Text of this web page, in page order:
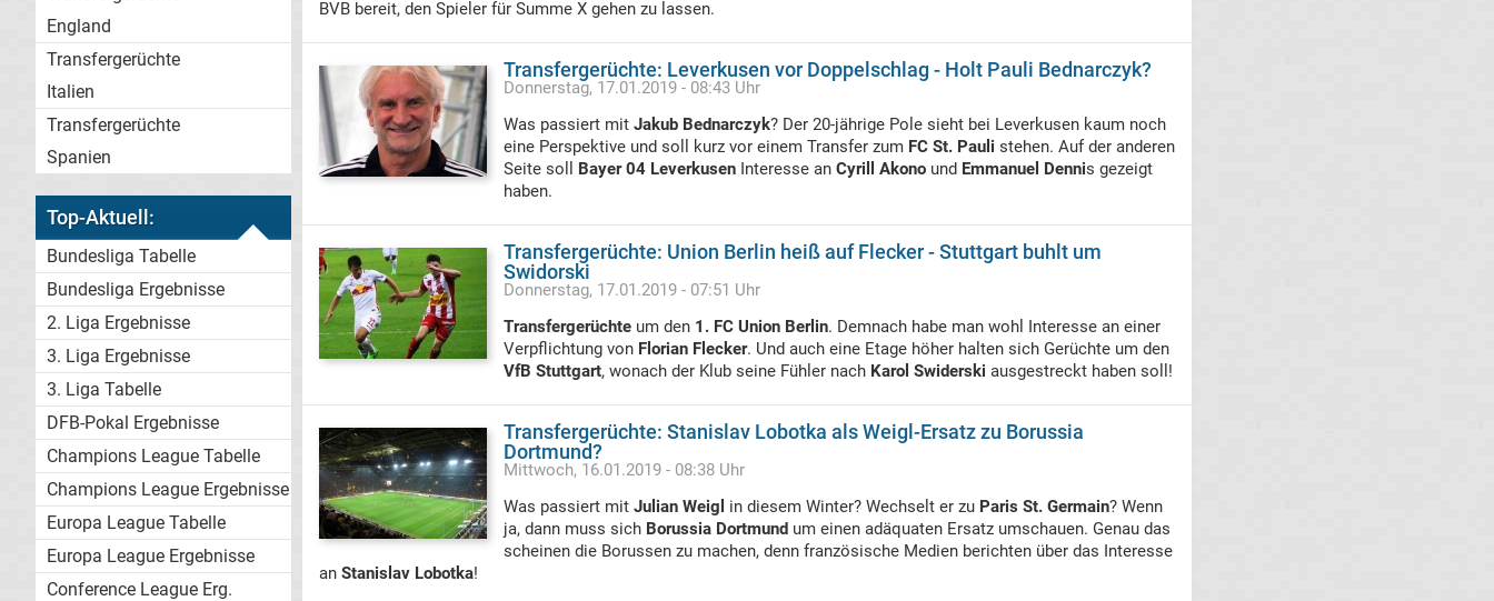
England
Transfergerüchte
Italien
Transfergerüchte
Spanien
Top-Aktuell:
Bundesliga Tabelle
Bundesliga Ergebnisse
2. Liga Ergebnisse
3. Liga Ergebnisse
3. Liga Tabelle
DFB-Pokal Ergebnisse
Champions League Tabelle
Champions League Ergebnisse
Europa League Tabelle
Europa League Ergebnisse
Conference League Erg.
BVB bereit, den Spieler für Summe X gehen zu lassen.
Transfergerüchte: Leverkusen vor Doppelschlag - Holt Pauli Bednarczyk?
Donnerstag, 17.01.2019 - 08:43 Uhr
Was passiert mit Jakub Bednarczyk? Der 20-jährige Pole sieht bei Leverkusen kaum noch
eine Perspektive und soll kurz vor einem Transfer zum FC St. Pauli stehen. Auf der anderen
Seite soll Bayer 04 Leverkusen Interesse an Cyrill Akono und Emmanuel Dennis gezeigt
haben.
Transfergerüchte: Union Berlin heiß auf Flecker - Stuttgart buhlt um
Swidorski
Donnerstag, 17.01.2019 - 07:51 Uhr
Transfergerüchte um den 1. FC Union Berlin. Demnach habe man wohl Interesse an einer
Verpflichtung von Florian Flecker. Und auch eine Etage höher halten sich Gerüchte um den
VfB Stuttgart, wonach der Klub seine Fühler nach Karol Swiderski ausgestreckt haben soll!
Transfergerüchte: Stanislav Lobotka als Weigl-Ersatz zu Borussia
Dortmund?
Mittwoch, 16.01.2019 - 08:38 Uhr
Was passiert mit Julian Weigl in diesem Winter? Wechselt er zu Paris St. Germain? Wenn
ja, dann muss sich Borussia Dortmund um einen adäquaten Ersatz umschauen. Genau das
scheinen die Borussen zu machen, denn französische Medien berichten über das Interesse
an Stanislav Lobotka!